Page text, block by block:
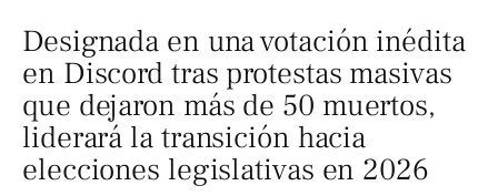
Designada en una votación inédita
en Discord tras protestas masivas
que dejaron más de 50 muertos,
liderará la transición hacia
elecciones legislativas en 2026